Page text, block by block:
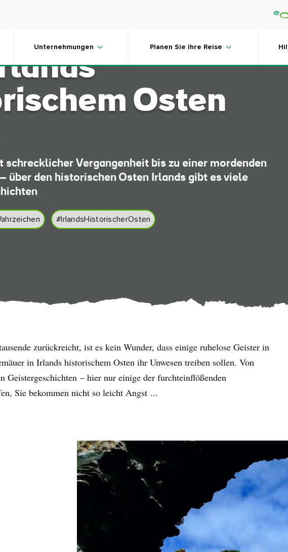
Unternehmungen Planen Sie Ihre Reise
Osten
schrecklicher Vergangenheit bis zu einer mordenden
über den historischen Osten Irlands gibt es viele
#IrlandsHistorischerOsten
zurückreicht, ist es kein Wunder, dass einige ruhelose Geister in
in Irlands historischem Osten ihr Unwesen treiben sollen. Von
Geistergeschichten – hier nur einige der furchteinflößenden
Sie bekommen nicht so leicht Angst ...